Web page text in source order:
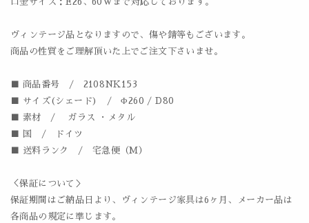
口金サイズ：E26、60Wまで対応しております。
ヴィンテージ品となりますので、傷や錆等もございます。
商品の性質をご理解頂いた上でご注文下さいませ。
■ 商品番号 / 2108NK153
■ サイズ(シェード) / Φ260 / D80
■ 素材 / ガラス ・メタル
■ 国 / ドイツ
■ 送料ランク / 宅急便（M）
＜保証について＞
保証期間はご納品日より、ヴィンテージ家具は6ヶ月、メーカー品は
各商品の規定に準じます。